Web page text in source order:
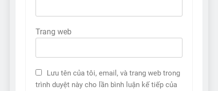
Trang web
Lưu tên của tôi, email, và trang web trong
trình duyệt này cho lần bình luận kế tiếp của